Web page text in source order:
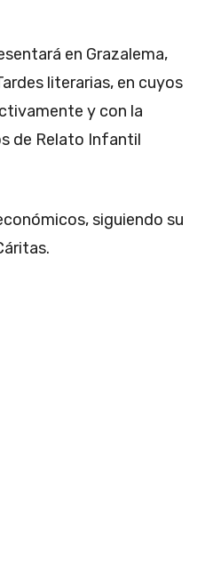
en Grazalema,
literarias, en cuyos
y con la
de Relato Infantil
siguiendo su